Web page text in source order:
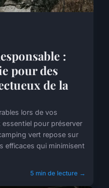
:
pour des
de la
lors de vos
pour préserver
vert repose sur
efficaces qui minimisent
5 min de lecture →